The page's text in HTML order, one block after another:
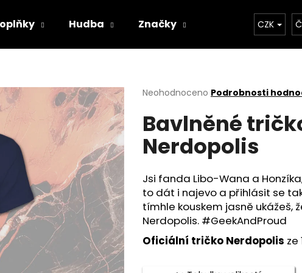
Hudba Značky CZK
Průměrné
produktu
je
0,0
hvězdiček.
Neohodnoceno Podrobnosti
Bavlněné
Nerdopolis
Jsi fanda Libo-Wana a
to dát i najevo a přihlásit se
tímhle kouskem jasně ukážeš,
Nerdopolis. #GeekAndProud
Oficiální tričko Nerdopolis ze
HLEDAT
Doporučujeme
TRIČKO - WITCHERPANÝ
BAVLNĚNÉ TRIČKO - I'M